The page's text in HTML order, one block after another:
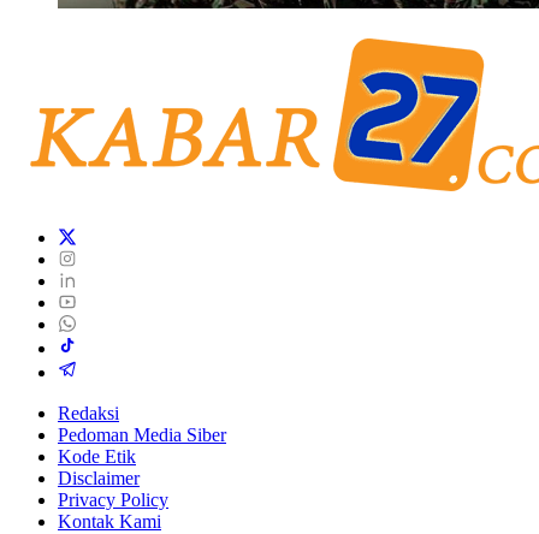
Redaksi
Pedoman Media Siber
Kode Etik
Disclaimer
Privacy Policy
Kontak Kami